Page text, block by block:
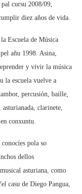
cursu 2008/09,
diez años de vida.
Escuela de Música
añu 1998. Asina,
y vivir la música
la escuela vuelve a
percusión, baille,
clarinete,
conxuntu.
conocíes pola so
dellos
asturiana, como
casu de Diego Pangua,